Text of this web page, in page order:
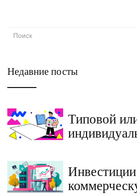
Недавние посты
Типовой